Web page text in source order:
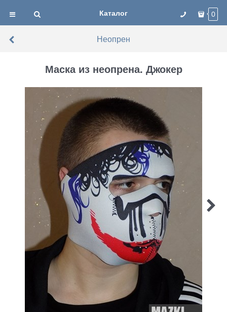
Каталог 0
Неопрен
Маска из неопрена. Джокер